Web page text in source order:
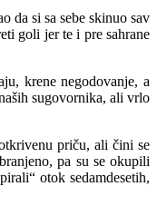
da si sa sebe skinuo sav
goli jer te i pre sahrane
krene negodovanje, a
sugovornika, ali vrlo
priču, ali čini se
pa su se okupili
otok sedamdesetih,